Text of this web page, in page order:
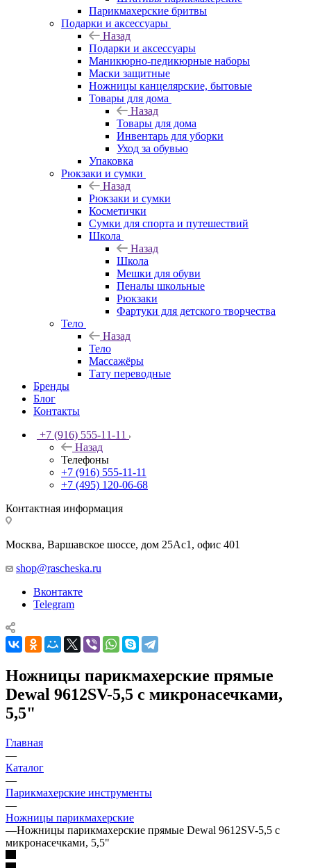
Парикмахерские бритвы
Подарки и аксессуары
Назад
Подарки и аксессуары
Маникюрно-педикюрные наборы
Маски защитные
Ножницы канцелярские, бытовые
Товары для дома
Назад
Товары для дома
Инвентарь для уборки
Уход за обувью
Упаковка
Рюкзаки и сумки
Назад
Рюкзаки и сумки
Косметички
Сумки для спорта и путешествий
Школа
Назад
Школа
Мешки для обуви
Пеналы школьные
Рюкзаки
Фартуки для детского творчества
Тело
Назад
Тело
Массажёры
Тату переводные
Бренды
Блог
Контакты
+7 (916) 555-11-11
Назад
Телефоны
+7 (916) 555-11-11
+7 (495) 120-06-68
Контактная информация
Москва, Варшавское шоссе, дом 25Аc1, офис 401
shop@rascheska.ru
Вконтакте
Telegram
Ножницы парикмахерские прямые
Dewal 9612SV-5,5 с микронасечками,
5,5"
Главная
—
Каталог
—
Парикмахерские инструменты
—
Ножницы парикмахерские
—Ножницы парикмахерские прямые Dewal 9612SV-5,5 с
микронасечками, 5,5"